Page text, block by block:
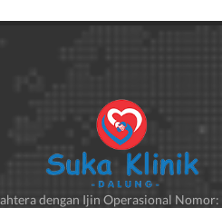
dengan Ijin Operasional